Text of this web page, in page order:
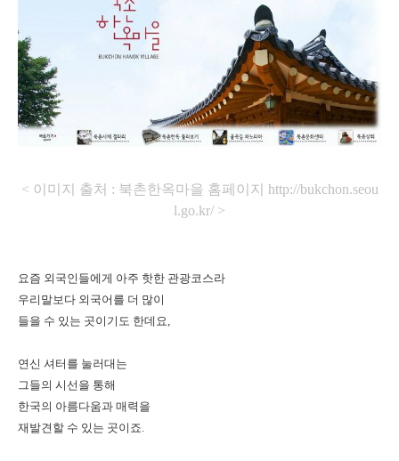
< 이미지 출처 : 북촌한옥마을 홈페이지 http://bukchon.seou
l.go.kr/ >
요즘 외국인들에게 아주 핫한 관광코스라
우리말보다 외국어를 더 많이
들을 수 있는 곳이기도 한데요,
연신 셔터를 눌러대는
그들의 시선을 통해
한국의 아름다움과 매력을
재발견할 수 있는 곳이죠.